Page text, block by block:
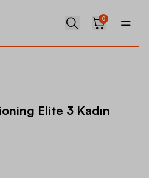
0
Elite 3 Kadın